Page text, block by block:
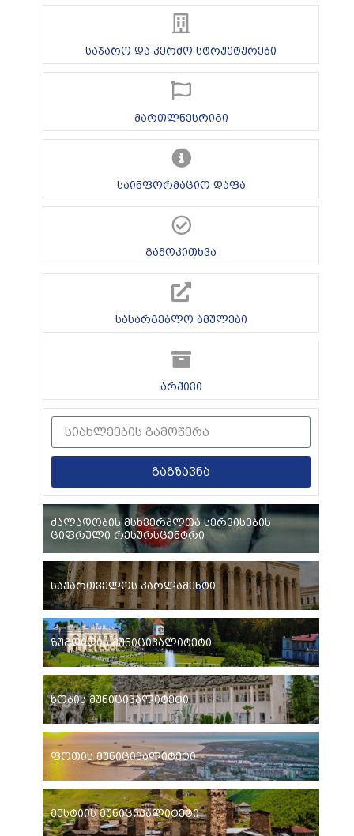
საჯარო და კერძო სტრუქტურები
მართლწესრიგი
საინფორმაციო დაფა
გამოკითხვა
სასარგებლო ბმულები
არქივი
გაგზავნა
ძალადობის მსხვერპლთა სერვისების
ციფრული რესურსცენტრი
საქართველოს პარლამენტი
ზუგდიდის მუნიციპალიტეტი
ხობის მუნიციპალიტეტი
ფოთის მუნიციპალიტეტი
მესტიის მუნიციპალიტეტი